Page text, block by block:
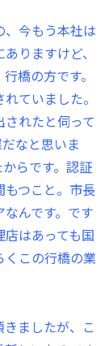
今もう本社は
りますけど、
橋の方です。
ていました。
れたと伺って
なと思いま
らです。認証
もつこと。市長
んです。です
はあっても国
くこの行橋の業
ましたが、こ